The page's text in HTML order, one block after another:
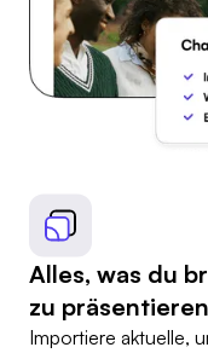
Alles, was du
zu
Importiere aktuelle,